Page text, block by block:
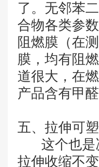
了。无邻苯
合物各类参
阻燃膜（在
膜，均有阻
道很大，在
产品含有甲
五、拉伸可
这个也是
拉伸收缩不